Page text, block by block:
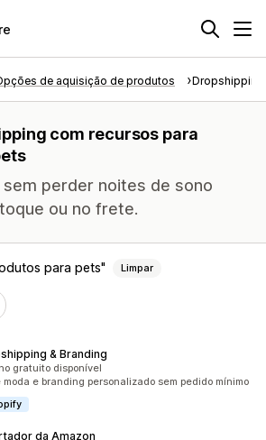
de aquisição de produtos Dropshipping
com recursos para
perder noites de sono
ou no frete.
para pets Limpar
& Branding
todo
gratuito disponível
moda e branding personalizado sem pedido mínimo
da Amazon